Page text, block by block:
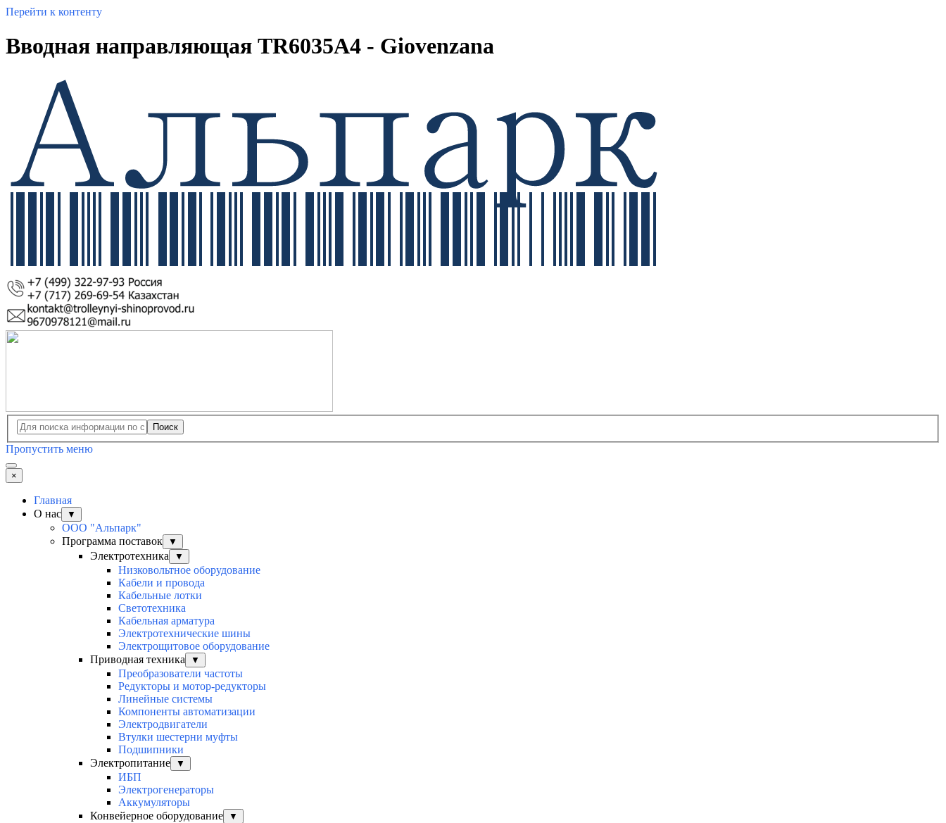
Перейти к контенту
Вводная направляющая TR6035A4 - Giovenzana
Поиск
Пропустить меню
×
Главная
О нас
▼
ООО "Альпарк"
Программа поставок
▼
Электротехника ▼
Низковольтное оборудование
Кабели и провода
Кабельные лотки
Светотехника
Кабельная арматура
Электротехнические шины
Электрощитовое оборудование
Приводная техника
▼
Преобразователи частоты
Редукторы и мотор-редукторы
Линейные системы
Компоненты автоматизации
Электродвигатели
Втулки шестерни муфты
Подшипники
Электропитание
▼
ИБП
Электрогенераторы
Аккумуляторы
Конвейерное оборудование
▼